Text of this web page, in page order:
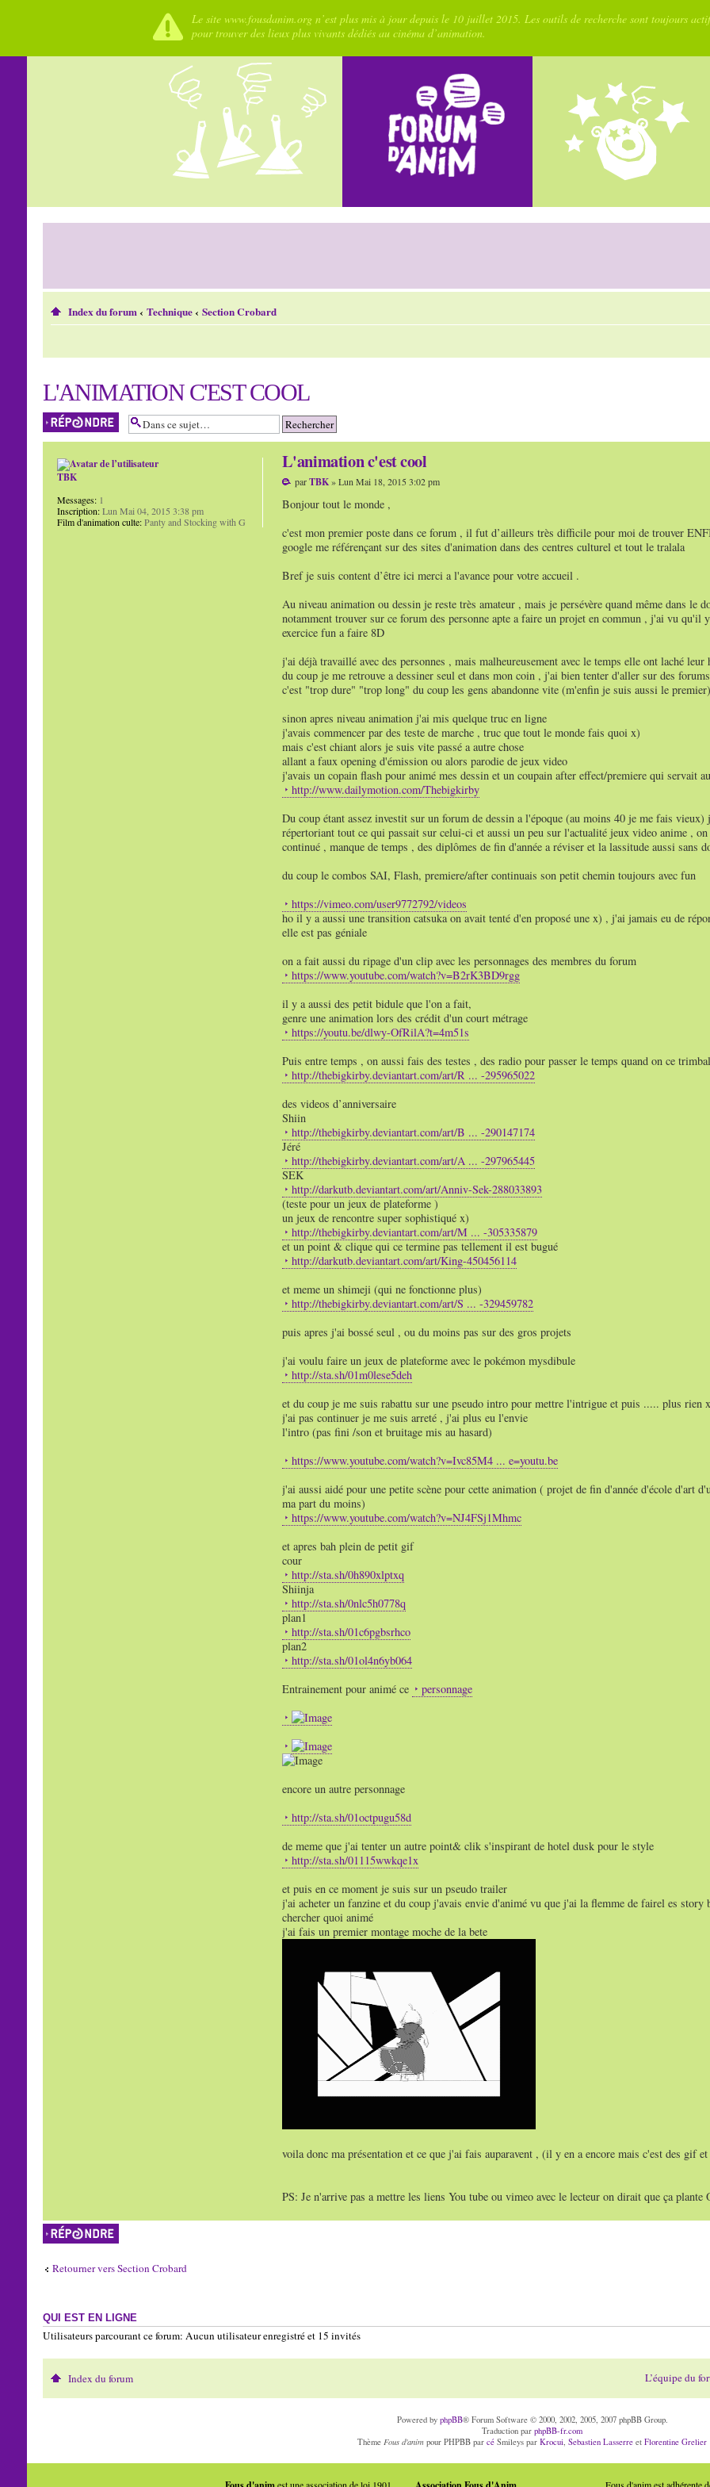
Le site www.fousdanim.org n’est plus mis à jour depuis le 10 juillet 2015. Les outils de recherche sont toujours
pour trouver des lieux plus vivants dédiés au cinéma d’animation.
Index du forum‹ Technique‹ Section Crobard
L'ANIMATION C'EST COOL
Répondre
L'animation c'est cool
parTBK» Lun Mai 18, 2015 3:02 pm
Bonjour tout le monde ,
c'est mon premier poste dans ce forum , il fut d’ailleurs très difficile pour moi de trouver
google me référençant sur des sites d'animation dans des centres culturel et tout le tralala
Bref je suis content d’être ici merci a l'avance pour votre accueil .
Au niveau animation ou dessin je reste très amateur , mais je persévère quand même dans le
notamment trouver sur ce forum des personne apte a faire un projet en commun , j'ai vu qu'il
exercice fun a faire 8D
j'ai déjà travaillé avec des personnes , mais malheureusement avec le temps elle ont laché
du coup je me retrouve a dessiner seul et dans mon coin , j'ai bien tenter d'aller sur des
c'est "trop dure" "trop long" du coup les gens abandonne vite (m'enfin je suis aussi le
sinon apres niveau animation j'ai mis quelque truc en ligne
j'avais commencer par des teste de marche , truc que tout le monde fais quoi x)
mais c'est chiant alors je suis vite passé a autre chose
allant a faux opening d'émission ou alors parodie de jeux video
j'avais un copain flash pour animé mes dessin et un coupain after effect/premiere qui servait
http://www.dailymotion.com/Thebigkirby
Du coup étant assez investit sur un forum de dessin a l'époque (au moins 40 je me fais
répertoriant tout ce qui passait sur celui-ci et aussi un peu sur l'actualité jeux video anime ,
continué , manque de temps , des diplômes de fin d'année a réviser et la lassitude aussi sans
du coup le combos SAI, Flash, premiere/after continuais son petit chemin toujours avec fun
https://vimeo.com/user9772792/videos
ho il y a aussi une transition catsuka on avait tenté d'en proposé une x) , j'ai jamais eu de
elle est pas géniale
on a fait aussi du ripage d'un clip avec les personnages des membres du forum
https://www.youtube.com/watch?v=B2rK3BD9rgg
il y a aussi des petit bidule que l'on a fait,
genre une animation lors des crédit d'un court métrage
https://youtu.be/dlwy-OfRilA?t=4m51s
Puis entre temps , on aussi fais des testes , des radio pour passer le temps quand on ce
http://thebigkirby.deviantart.com/art/R ... -295965022
des videos d’anniversaire
Shiin
http://thebigkirby.deviantart.com/art/B ... -290147174
Jéré
http://thebigkirby.deviantart.com/art/A ... -297965445
SEK
http://darkutb.deviantart.com/art/Anniv-Sek-288033893
(teste pour un jeux de plateforme )
un jeux de rencontre super sophistiqué x)
http://thebigkirby.deviantart.com/art/M ... -305335879
et un point & clique qui ce termine pas tellement il est bugué
http://darkutb.deviantart.com/art/King-450456114
et meme un shimeji (qui ne fonctionne plus)
http://thebigkirby.deviantart.com/art/S ... -329459782
puis apres j'ai bossé seul , ou du moins pas sur des gros projets
j'ai voulu faire un jeux de plateforme avec le pokémon mysdibule
http://sta.sh/01m0lese5deh
et du coup je me suis rabattu sur une pseudo intro pour mettre l'intrigue et puis ..... plus rien
j'ai pas continuer je me suis arreté , j'ai plus eu l'envie
l'intro (pas fini /son et bruitage mis au hasard)
https://www.youtube.com/watch?v=Ivc85M4 ... e=youtu.be
j'ai aussi aidé pour une petite scène pour cette animation ( projet de fin d'année d'école d'art
ma part du moins)
https://www.youtube.com/watch?v=NJ4FSj1Mhmc
et apres bah plein de petit gif
cour
http://sta.sh/0h890xlptxq
Shiinja
http://sta.sh/0nlc5h0778q
plan1
http://sta.sh/01c6pgbsrhco
plan2
http://sta.sh/01ol4n6yb064
Entrainement pour animé ce
personnage
encore un autre personnage
http://sta.sh/01octpugu58d
de meme que j'ai tenter un autre point& clik s'inspirant de hotel dusk pour le style
http://sta.sh/01115wwkqe1x
et puis en ce moment je suis sur un pseudo trailer
j'ai acheter un fanzine et du coup j'avais envie d'animé vu que j'ai la flemme de fairel es story
chercher quoi animé
j'ai fais un premier montage moche de la bete
voila donc ma présentation et ce que j'ai fais auparavent , (il y en a encore mais c'est des gif
PS: Je n'arrive pas a mettre les liens You tube ou vimeo avec le lecteur on dirait que ça plante
TBK
Messages:1
Inscription:Lun Mai 04, 2015 3:38 pm
Film d'animation culte:Panty and Stocking with G
Répondre
Retourner vers Section Crobard
QUI EST EN LIGNE
Utilisateurs parcourant ce forum: Aucun utilisateur enregistré et 15 invités
Index du forum L’équipe du
Powered by phpBB® Forum Software © 2000, 2002, 2005, 2007 phpBB Group.
Traduction parphpBB-fr.com
ThèmeFous d'anim pour PHPBB parcé Smileys parKrocui,Sebastien Lasserre etFlorentine Grelier